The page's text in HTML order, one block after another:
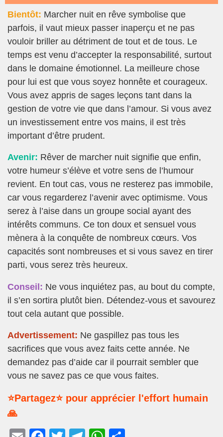
Bientôt: Marcher nuit en rêve symbolise que
parfois, il vaut mieux passer inaperçu et ne pas
vouloir briller au détriment de tout et de tous. Le
temps est venu d’accepter la responsabilité, surtout
dans le domaine émotionnel. La meilleure chose
pour lui est que vous soyez honnête et courageux.
Vous avez appris de sages leçons tant dans la
gestion de votre vie que dans l’amour. Si vous avez
un investissement entre vos mains, il est très
important d’être prudent.
Avenir: Rêver de marcher nuit signifie que enfin,
votre humeur s’élève et votre sens de l’humour
revient. En tout cas, vous ne resterez pas immobile,
car vous regarderez l’avenir avec optimisme. Vous
serez à l’aise dans un groupe social ayant des
intérêts communs. Ce ton doux et sensuel vous
mènera à la conquête de nombreux cœurs. Vos
capacités sont nombreuses et si vous savez en tirer
parti, vous serez très heureux.
Conseil: Ne vous inquiétez pas, au bout du compte,
il s’en sortira plutôt bien. Détendez-vous et savourez
tout cela autant que possible.
Advertissement: Ne gaspillez pas tous les
sacrifices que vous avez faits cette année. Ne
demandez pas d’aide car il pourrait sembler que
vous ne savez pas ce que vous faites.
⭐Partagez⭐ pour apprécier l'effort humain
🙏